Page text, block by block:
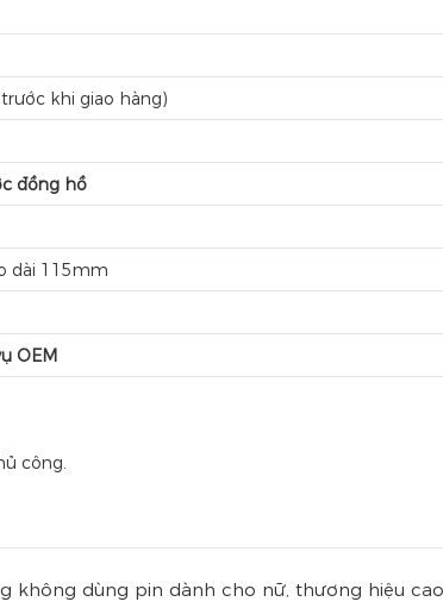
khi giao hàng)
đồng hồ
dài 115mm
OEM
công.